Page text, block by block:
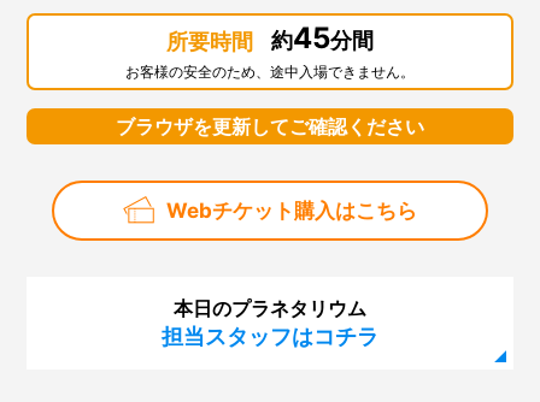
所要時間 約45分間
お客様の安全のため、途中入場できません。
ブラウザを更新してご確認ください
Webチケット購入はこちら
本日のプラネタリウム
担当スタッフはコチラ